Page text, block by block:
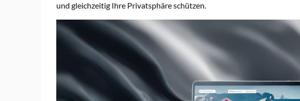
und gleichzeitig Ihre Privatsphäre schützen.